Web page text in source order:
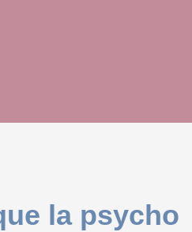
la psycho